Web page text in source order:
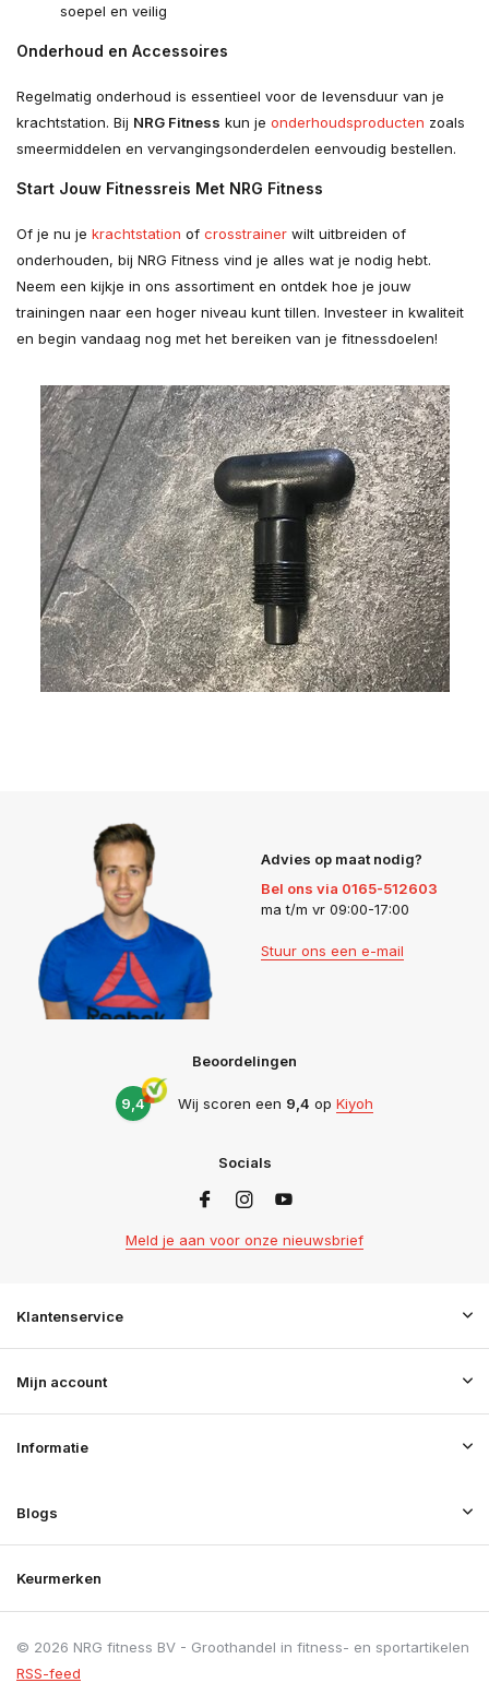
soepel en veilig
Onderhoud en Accessoires
Regelmatig onderhoud is essentieel voor de levensduur van je
krachtstation. Bij NRG Fitness kun je onderhoudsproducten zoals
smeermiddelen en vervangingsonderdelen eenvoudig bestellen.
Start Jouw Fitnessreis Met NRG Fitness
Of je nu je krachtstation of crosstrainer wilt uitbreiden of
onderhouden, bij NRG Fitness vind je alles wat je nodig hebt.
Neem een kijkje in ons assortiment en ontdek hoe je jouw
trainingen naar een hoger niveau kunt tillen. Investeer in kwaliteit
en begin vandaag nog met het bereiken van je fitnessdoelen!
Advies op maat nodig?
Bel ons via 0165-512603
ma t/m vr 09:00-17:00
Stuur ons een e-mail
Beoordelingen
9,4 Wij scoren een 9,4 op Kiyoh
Socials
Meld je aan voor onze nieuwsbrief
Klantenservice
Mijn account
Informatie
Blogs
Keurmerken
© 2026 NRG fitness BV - Groothandel in fitness- en sportartikelen
RSS-feed